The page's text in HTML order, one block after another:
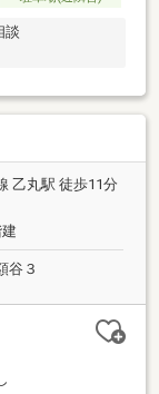
談
乙丸駅 徒歩11分
谷３